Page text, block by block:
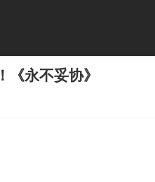
《永不妥协》